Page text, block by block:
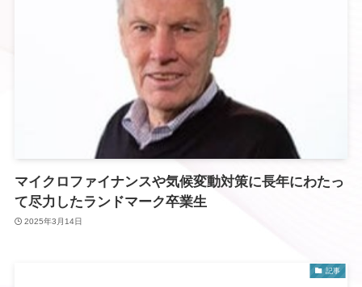
マイクロファイナンスや気候変動対策に長年にわたっ
て尽力したランドマーク卒業生
2025年3月14日
記事